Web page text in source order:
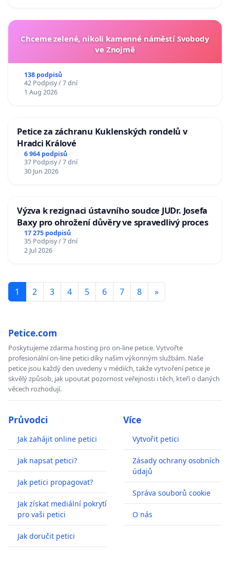
Chceme zelené, nikoli kamenné náměstí Svobody
ve Znojmě
138 podpisů
42 Podpisy / 7 dní
1 Aug 2026
Petice za záchranu Kuklenských rondelů v
Hradci Králové
6 964 podpisů
37 Podpisy / 7 dní
30 Jun 2026
Výzva k rezignaci ústavního soudce JUDr. Josefa
Baxy pro ohrožení důvěry ve spravedlivý proces
17 275 podpisů
35 Podpisy / 7 dní
2 Jul 2026
1 2 3 4 5 6 7 8 »
Petice.com
Poskytujeme zdarma hosting pro on-line petice. Vytvořte
profesionální on-line petici díky našim výkonným službám. Naše
petice jsou každý den uvedeny v médiích, takže vytvoření petice je
skvělý způsob, jak upoutat pozornost veřejnosti i těch, kteří o daných
věcech rozhodují.
Průvodci
Jak zahájit online petici
Jak napsat petici?
Jak petici propagovat?
Jak získat mediální pokrytí
pro vaši petici
Jak doručit petici
Více
Vytvořit petici
Zásady ochrany osobních
údajů
Správa souborů cookie
O nás